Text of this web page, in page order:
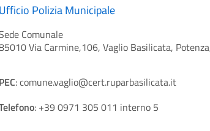
Ufficio Polizia Municipale
Comunale
Via Carmine,106, Vaglio Basilicata,
PEC: comune.vaglio@cert.ruparbasilicata.it
: +39 0971 305 011 interno 5